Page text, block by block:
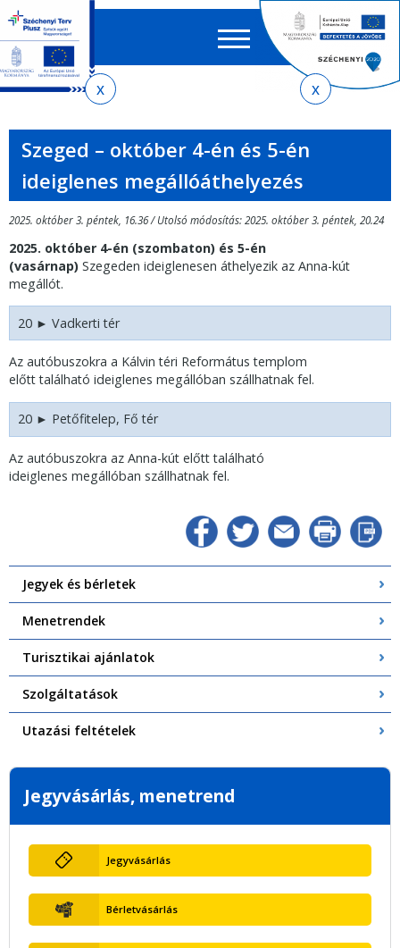
menetrendkeresőhöz
almenühöz
tartalomra
oldaltérképre
EN HU
űrlap
Szeged – október 4-én és 5-én
ideiglenes megállóáthelyezés
2025. október 3. péntek, 16.36 / Utolsó módosítás: 2025. október 3. péntek, 20.24
2025. október 4-én (szombaton) és 5-én
(vasárnap) Szegeden ideiglenesen áthelyezik az Anna-kút
megállót.
20 ► Vadkerti tér
Az autóbuszokra a Kálvin téri Református templom
előtt található ideiglenes megállóban szállhatnak fel.
20 ► Petőfitelep, Fő tér
Az autóbuszokra az Anna-kút előtt található
ideiglenes megállóban szállhatnak fel.
Jegyek és bérletek
Menetrendek
Turisztikai ajánlatok
Szolgáltatások
Utazási feltételek
Jegyvásárlás, menetrend
Jegyvásárlás
Bérletvásárlás